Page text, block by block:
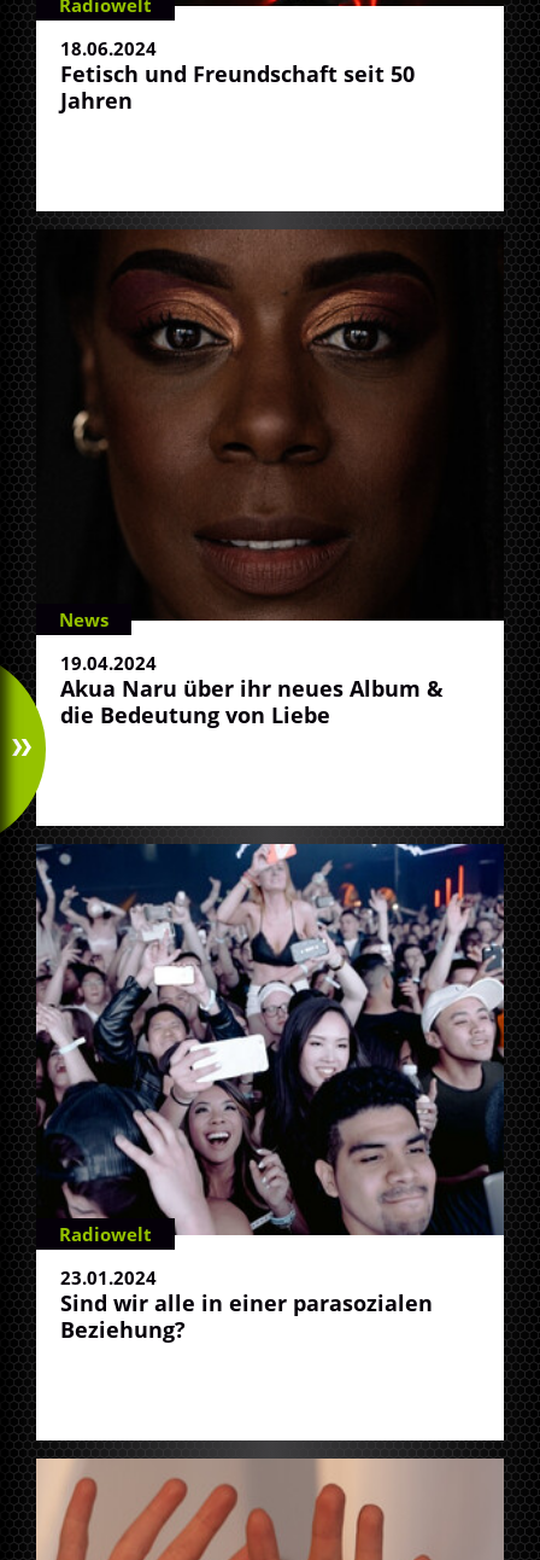
18.06.2024
Fetisch und Freundschaft seit 50
Jahren
News
19.04.2024
Akua Naru über ihr neues Album &
die Bedeutung von Liebe
Radiowelt
23.01.2024
Sind wir alle in einer parasozialen
Beziehung?